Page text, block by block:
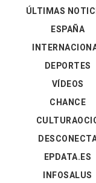
ÚLTIMAS
ESPAÑA
DEPORTES
VÍDEOS
CHANCE
EPDATA.ES
INFOSALUS